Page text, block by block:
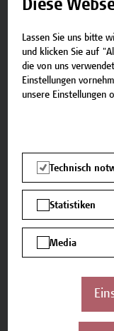
staatenlosen
zu verstehen,
staatenlose
erhalten und
Migrations-
praktische
mit
unterstützen.
Österreich im
verorten.
Lehr- und
In diesem
Diese
Lassen Sie uns bitte
und klicken Sie auf
die von uns
Einstellungen
unsere Einstellungen
Technisch
Statistiken
Media